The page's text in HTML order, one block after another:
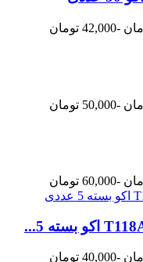
-42,000 تومان
-50,000 تومان
-60,000 تومان
-40,000 تومان